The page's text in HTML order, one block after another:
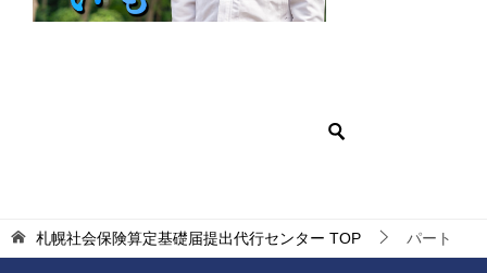
札幌社会保険算定基礎届提出代行センター TOP パート